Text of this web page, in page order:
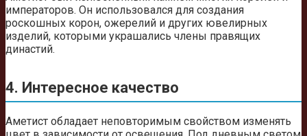
императоров. Он использовался для создания
роскошных корон, ожерелий и других ювелирных
изделий, которыми украшались члены правящих
династий.
4. Интересное качество
Аметист обладает неповторимым свойством изменять